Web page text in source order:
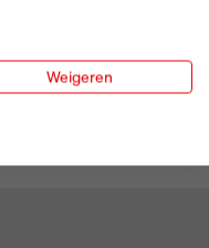
Weigeren